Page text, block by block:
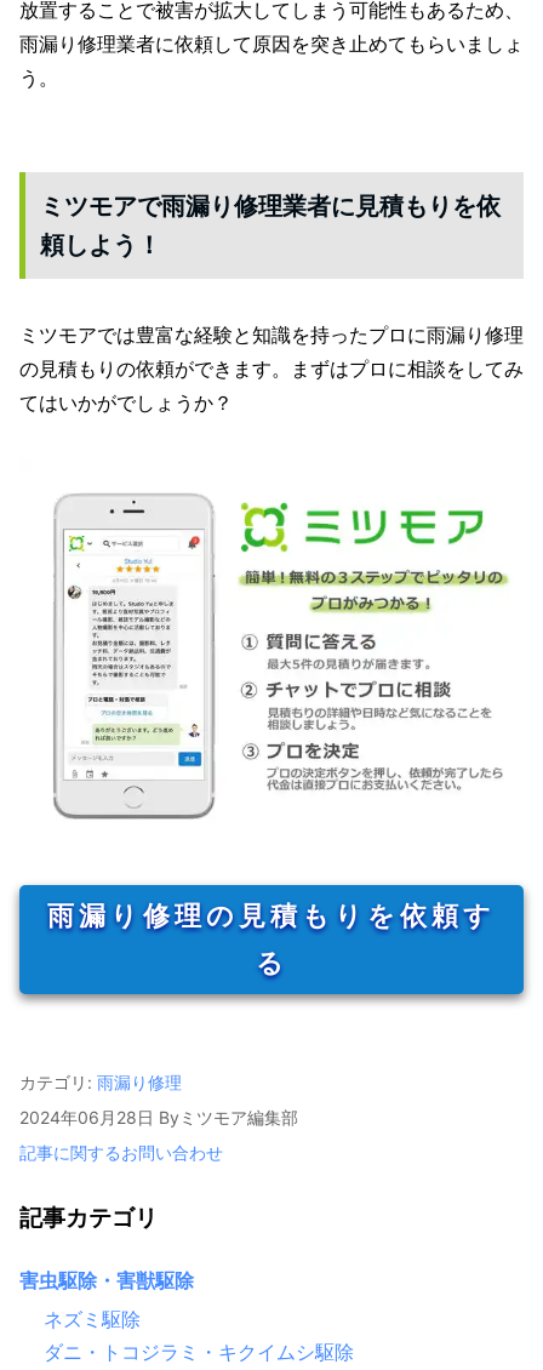
放置することで被害が拡大してしまう可能性もあるため、
雨漏り修理業者に依頼して原因を突き止めてもらいましょ
う。
ミツモアで雨漏り修理業者に見積もりを依
頼しよう！
ミツモアでは豊富な経験と知識を持ったプロに雨漏り修理
の見積もりの依頼ができます。まずはプロに相談をしてみ
てはいかがでしょうか？
雨漏り修理の見積もりを依頼す
る
カテゴリ: 雨漏り修理
2024年06月28日 By ミツモア編集部
記事に関するお問い合わせ
記事カテゴリ
害虫駆除・害獣駆除
ネズミ駆除
ダニ・トコジラミ・キクイムシ駆除